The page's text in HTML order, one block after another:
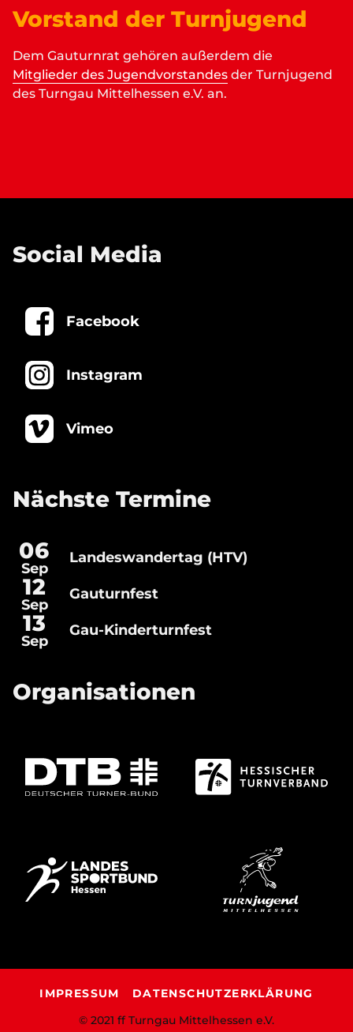
Vorstand der Turnjugend
Dem Gauturnrat gehören außerdem die
Mitglieder des Jugendvorstandes der Turnjugend
des Turngau Mittelhessen e.V. an.
Social Media
Facebook
Instagram
Vimeo
Nächste Termine
06
Sep
Landeswandertag (HTV)
Landeswandertag
(HTV)
12
Sep
Gauturnfest
Gauturnfest
13
Sep
Gau-Kinderturnfest
Gau-
Kinderturnfest
Organisationen
© 2021 ff Turngau Mittelhessen e.V.
IMPRESSUM DATENSCHUTZERKLÄRUNG